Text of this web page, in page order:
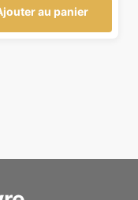
initial
actuel
au panier